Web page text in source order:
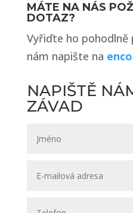
MÁTE NA NÁS
DOTAZ?
Vyřiďte ho
nám napište na
NAPIŠTĚ
ZÁVAD